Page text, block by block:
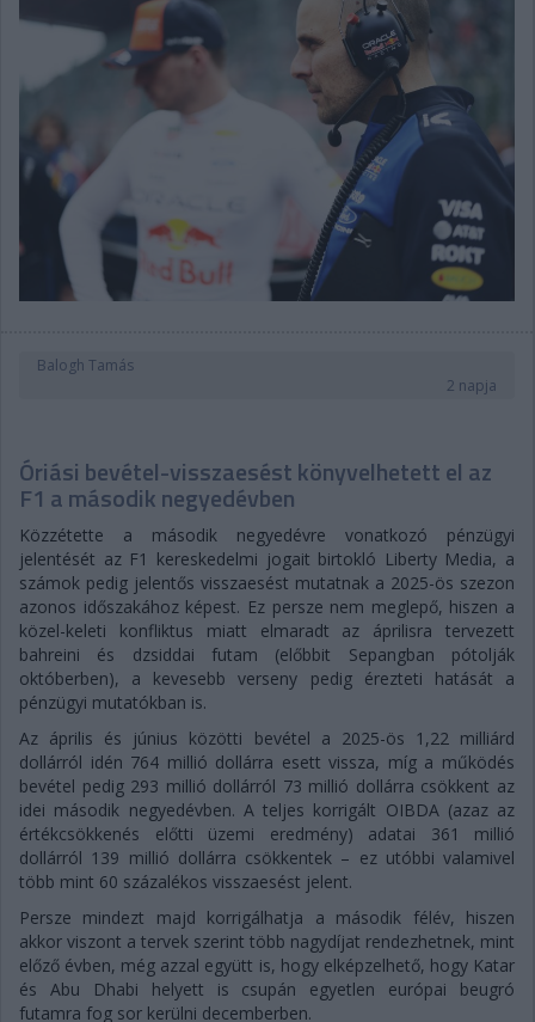
Balogh Tamás
2 napja
Óriási bevétel-visszaesést könyvelhetett el az
F1 a második negyedévben
Közzétette a második negyedévre vonatkozó pénzügyi
jelentését az F1 kereskedelmi jogait birtokló Liberty Media, a
számok pedig jelentős visszaesést mutatnak a 2025-ös szezon
azonos időszakához képest. Ez persze nem meglepő, hiszen a
közel-keleti konfliktus miatt elmaradt az áprilisra tervezett
bahreini és dzsiddai futam (előbbit Sepangban pótolják
októberben), a kevesebb verseny pedig érezteti hatását a
pénzügyi mutatókban is.
Az április és június közötti bevétel a 2025-ös 1,22 milliárd
dollárról idén 764 millió dollárra esett vissza, míg a működés
bevétel pedig 293 millió dollárról 73 millió dollárra csökkent az
idei második negyedévben. A teljes korrigált OIBDA (azaz az
értékcsökkenés előtti üzemi eredmény) adatai 361 millió
dollárról 139 millió dollárra csökkentek – ez utóbbi valamivel
több mint 60 százalékos visszaesést jelent.
Persze mindezt majd korrigálhatja a második félév, hiszen
akkor viszont a tervek szerint több nagydíjat rendezhetnek, mint
előző évben, még azzal együtt is, hogy elképzelhető, hogy Katar
és Abu Dhabi helyett is csupán egyetlen európai beugró
futamra fog sor kerülni decemberben.